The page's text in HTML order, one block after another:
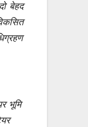
बेहद
भूमि